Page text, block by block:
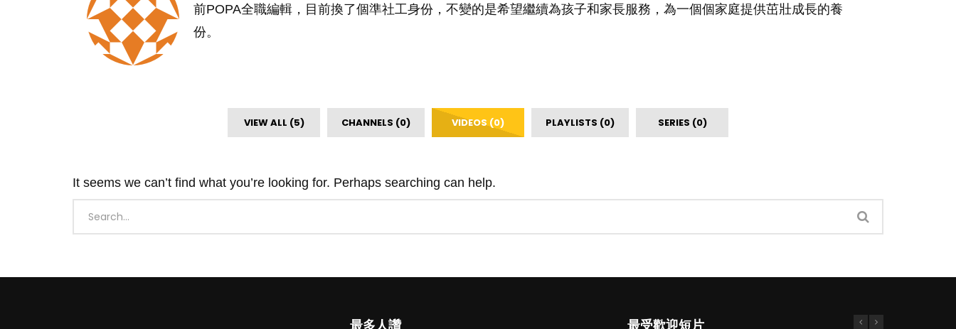
前POPA全職編輯，目前換了個準社工身份，不變的是希望繼續為孩子和家長服務，為一個個家庭提供茁壯成長的養
份。
VIEW ALL (5) CHANNELS (0) VIDEOS (0) PLAYLISTS (0) SERIES (0)
It seems we can’t find what you’re looking for. Perhaps searching can help.
最多人讚 最受歡迎短片